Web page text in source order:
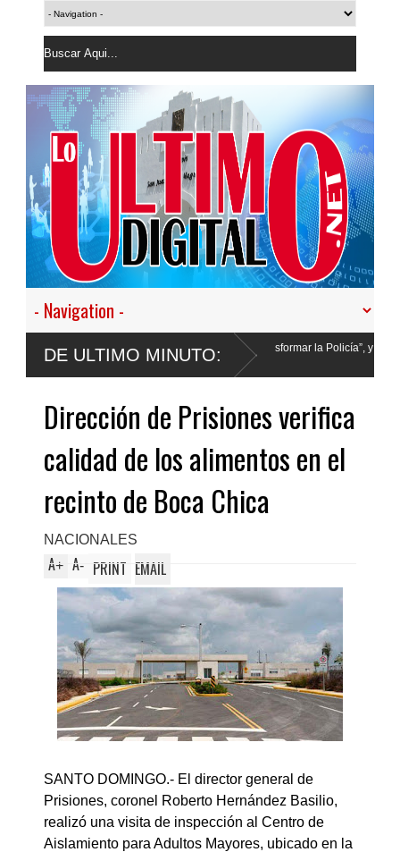
DE ULTIMO MINUTO:
a desistir en nuestro empeño de transformar la Policía”, y promete cero
Dirección de Prisiones verifica
calidad de los alimentos en el
recinto de Boca Chica
NACIONALES
A+ A- PRINT EMAIL
SANTO DOMINGO.- El director general de
Prisiones, coronel Roberto Hernández Basilio,
realizó una visita de inspección al Centro de
Aislamiento para Adultos Mayores, ubicado en la